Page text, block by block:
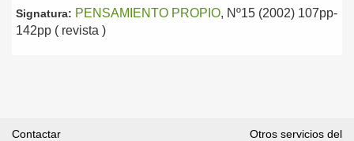
Signatura: PENSAMIENTO PROPIO, Nº15 (2002) 107pp-
142pp ( revista )
Contactar
Otros servicios del